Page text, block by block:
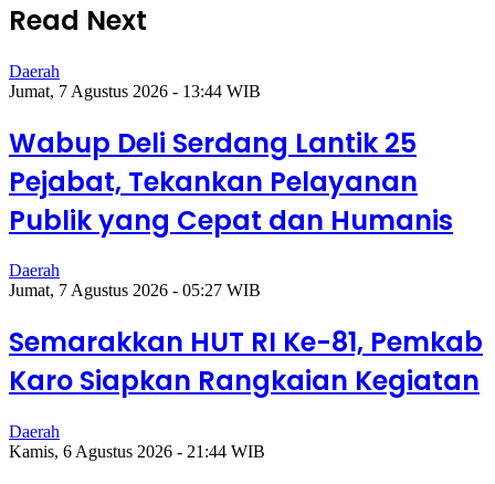
Read Next
Daerah
Jumat, 7 Agustus 2026 - 13:44 WIB
Wabup Deli Serdang Lantik 25
Pejabat, Tekankan Pelayanan
Publik yang Cepat dan Humanis
Daerah
Jumat, 7 Agustus 2026 - 05:27 WIB
Semarakkan HUT RI Ke-81, Pemkab
Karo Siapkan Rangkaian Kegiatan
Daerah
Kamis, 6 Agustus 2026 - 21:44 WIB